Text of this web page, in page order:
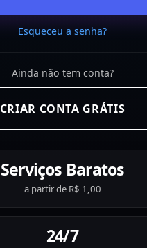
Esqueceu a senha?
Ainda não tem conta?
CRIAR CONTA GRÁTIS
Serviços Baratos
a partir de R$ 1,00
24/7